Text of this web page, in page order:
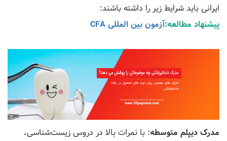
ایرانی باید شرایط زیر را داشته باشند:
پیشنهاد مطالعه:آزمون بین المللی CFA
مدرک دیپلم متوسطه: با نمرات بالا در دروس زیست‌شناسی،